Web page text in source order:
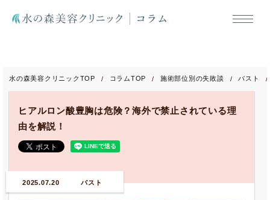
水の森美容クリニックTOP コラムTOP 施術部位別の失敗談 バスト
ヒアルロン酸豊胸は危険？海外で禁止されている理
由を解説！
2025.07.20 バスト